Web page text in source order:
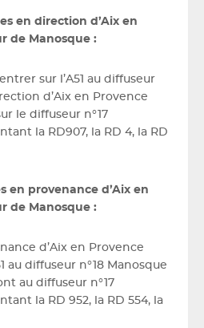
en direction d’Aix en
de Manosque :
sur l’A51 au diffuseur
d’Aix en Provence
le diffuseur n°17
la RD907, la RD 4, la RD
en provenance d’Aix en
de Manosque :
d’Aix en Provence
au diffuseur n°18 Manosque
au diffuseur n°17
la RD 952, la RD 554, la